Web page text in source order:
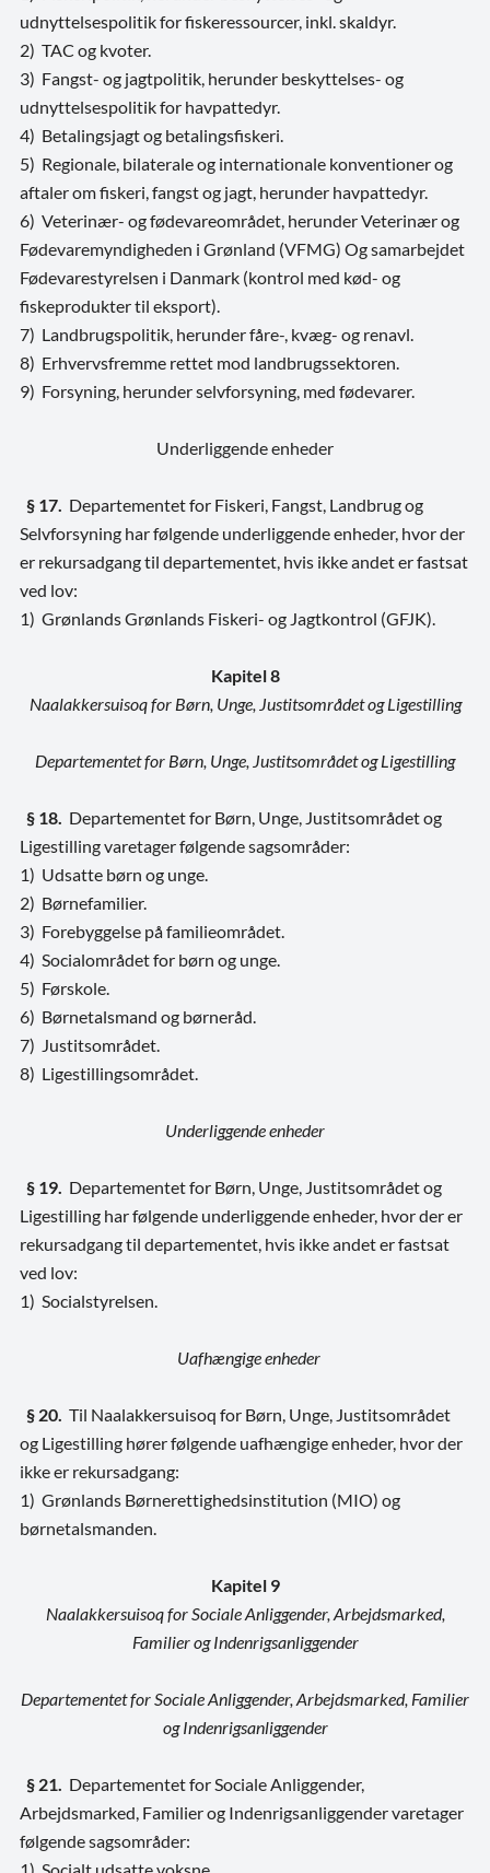
udnyttelsespolitik for fiskeressourcer, inkl. skaldyr.
2) TAC og kvoter.
3) Fangst- og jagtpolitik, herunder beskyttelses- og
udnyttelsespolitik for havpattedyr.
4) Betalingsjagt og betalingsfiskeri.
5) Regionale, bilaterale og internationale konventioner og
aftaler om fiskeri, fangst og jagt, herunder havpattedyr.
6) Veterinær- og fødevareområdet, herunder Veterinær og
Fødevaremyndigheden i Grønland (VFMG) Og samarbejdet
Fødevarestyrelsen i Danmark (kontrol med kød- og
fiskeprodukter til eksport).
7) Landbrugspolitik, herunder fåre-, kvæg- og renavl.
8) Erhvervsfremme rettet mod landbrugssektoren.
9) Forsyning, herunder selvforsyning, med fødevarer.
Underliggende enheder
§ 17. Departementet for Fiskeri, Fangst, Landbrug og
Selvforsyning har følgende underliggende enheder, hvor der
er rekursadgang til departementet, hvis ikke andet er fastsat
ved lov:
1) Grønlands Grønlands Fiskeri- og Jagtkontrol (GFJK).
Kapitel 8
Naalakkersuisoq for Børn, Unge, Justitsområdet og Ligestilling
Departementet for Børn, Unge, Justitsområdet og Ligestilling
§ 18. Departementet for Børn, Unge, Justitsområdet og
Ligestilling varetager følgende sagsområder:
1) Udsatte børn og unge.
2) Børnefamilier.
3) Forebyggelse på familieområdet.
4) Socialområdet for børn og unge.
5) Førskole.
6) Børnetalsmand og børneråd.
7) Justitsområdet.
8) Ligestillingsområdet.
Underliggende enheder
§ 19. Departementet for Børn, Unge, Justitsområdet og
Ligestilling har følgende underliggende enheder, hvor der er
rekursadgang til departementet, hvis ikke andet er fastsat
ved lov:
1) Socialstyrelsen.
Uafhængige enheder
§ 20. Til Naalakkersuisoq for Børn, Unge, Justitsområdet
og Ligestilling hører følgende uafhængige enheder, hvor der
ikke er rekursadgang:
1) Grønlands Børnerettighedsinstitution (MIO) og
børnetalsmanden.
Kapitel 9
Naalakkersuisoq for Sociale Anliggender, Arbejdsmarked,
Familier og Indenrigsanliggender
Departementet for Sociale Anliggender, Arbejdsmarked, Familier
og Indenrigsanliggender
§ 21.
Departementet for Sociale Anliggender,
Arbejdsmarked, Familier og Indenrigsanliggender varetager
følgende sagsområder:
1) Socialt udsatte voksne.